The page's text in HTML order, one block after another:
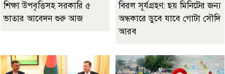
শিক্ষা উপবৃত্তিসহ সরকারি ৫
ভাতার আবেদন শুরু আজ
বিরল সূর্যগ্রহণ: ছয় মিনিটের জন্য
অন্ধকারে ডুবে যাবে গোটা সৌদি
আরব